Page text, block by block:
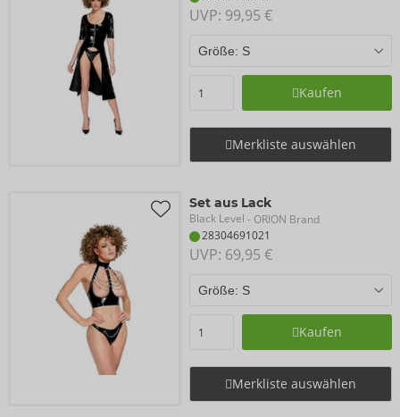
UVP: 99,95 €
Kaufen
Merkliste auswählen
Set aus Lack
Black Level - ORION Brand
28304691021
UVP: 69,95 €
Kaufen
Merkliste auswählen